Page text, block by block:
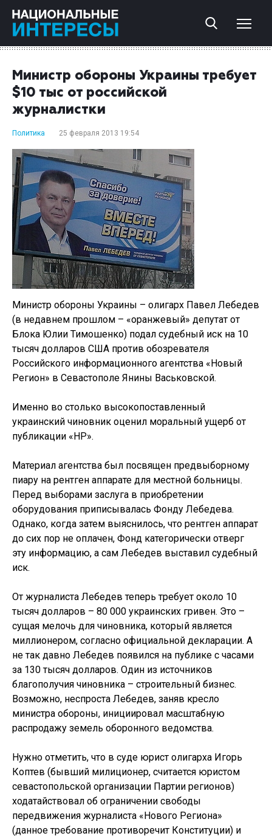
Министр обороны Украины требует
$10 тыс от российской
журналистки
Политика 25 февраля 2013 19:54
Министр обороны Украины – олигарх Павел Лебедев
(в недавнем прошлом – «оранжевый» депутат от
Блока Юлии Тимошенко) подал судебный иск на 10
тысяч долларов США против обозревателя
Российского информационного агентства «Новый
Регион» в Севастополе Янины Васьковской.
Именно во столько высокопоставленный
украинский чиновник оценил моральный ущерб от
публикации «НР».
Материал агентства был посвящен предвыборному
пиару на рентген аппарате для местной больницы.
Перед выборами заслуга в приобретении
оборудования приписывалась Фонду Лебедева.
Однако, когда затем выяснилось, что рентген аппарат
до сих пор не оплачен, Фонд категорически отверг
эту информацию, а сам Лебедев выставил судебный
иск.
От журналиста Лебедев теперь требует около 10
тысяч долларов – 80 000 украинских гривен. Это –
сущая мелочь для чиновника, который является
миллионером, согласно официальной декларации. А
не так давно Лебедев появился на публике с часами
за 130 тысяч долларов. Один из источников
благополучия чиновника – строительный бизнес.
Возможно, неспроста Лебедев, заняв кресло
министра обороны, инициировал масштабную
распродажу земель оборонного ведомства.
Нужно отметить, что в суде юрист олигарха Игорь
Коптев (бывший милиционер, считается юристом
севастопольской организации Партии регионов)
ходатайствовал об ограничении свободы
передвижения журналиста «Нового Региона»
(данное требование противоречит Конституции) и